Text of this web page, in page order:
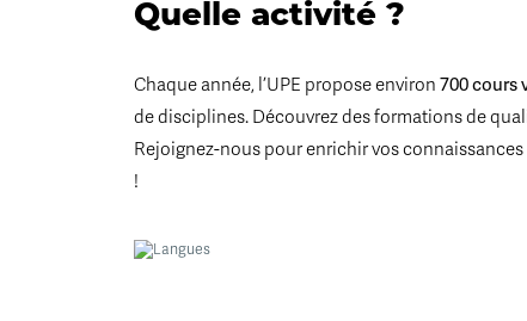
Quelle activité ?
Chaque année, l’UPE propose environ 700 cours
de disciplines. Découvrez des formations de
Rejoignez-nous pour enrichir vos
!